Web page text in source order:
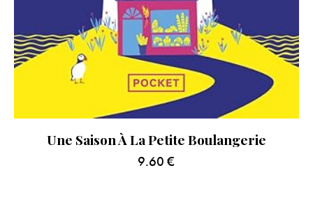
Une Saison À La Petite Boulangerie
9.60 €